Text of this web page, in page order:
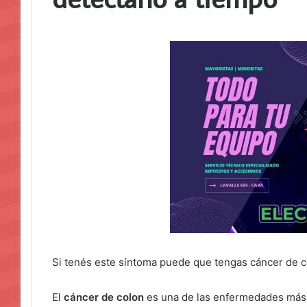
Si tenés este síntoma puede que tengas cáncer de
El cáncer de colon es una de las enfermedades